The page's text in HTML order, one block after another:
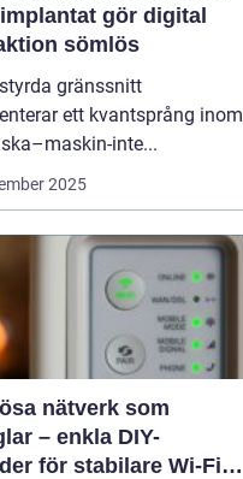
gör digital
sömlös
gränssnitt
ett kvantsprång inom
inte...
2025
nätverk som
– enkla DIY-
för stabilare Wi-Fi i